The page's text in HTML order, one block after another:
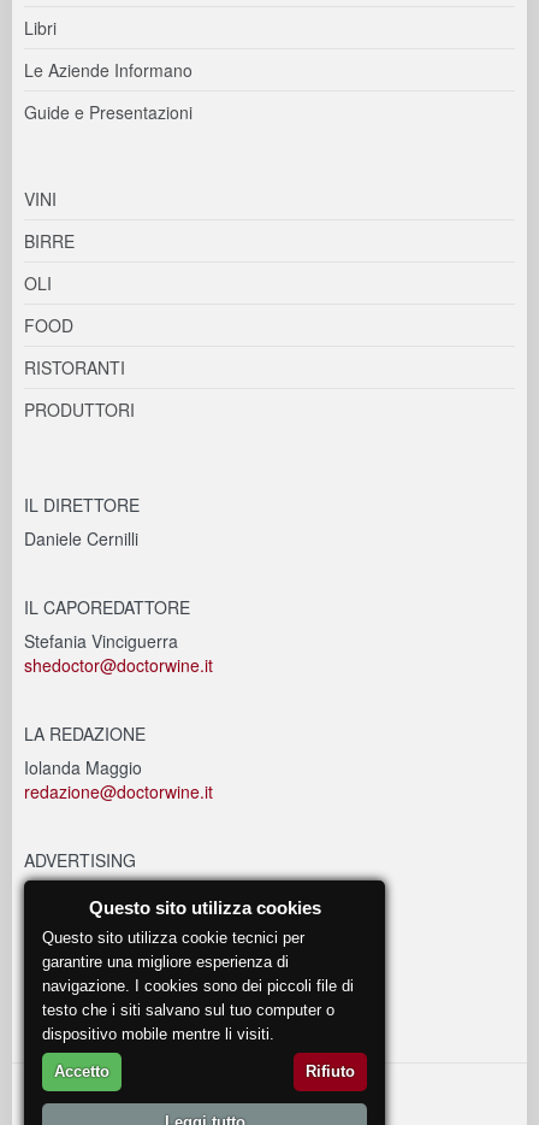
Libri
Le Aziende Informano
Guide e Presentazioni
VINI
BIRRE
OLI
FOOD
RISTORANTI
PRODUTTORI
IL DIRETTORE
Daniele Cernilli
IL CAPOREDATTORE
Stefania Vinciguerra
shedoctor@doctorwine.it
LA REDAZIONE
Iolanda Maggio
redazione@doctorwine.it
ADVERTISING
EVENTI
eventi@doctorwine.it
© 2018DoctorWine.
Questo sito utilizza cookies
Questo sito utilizza cookie tecnici per
garantire una migliore esperienza di
navigazione. I cookies sono dei piccoli file di
testo che i siti salvano sul tuo computer o
dispositivo mobile mentre li visiti.
Accetto Rifiuto